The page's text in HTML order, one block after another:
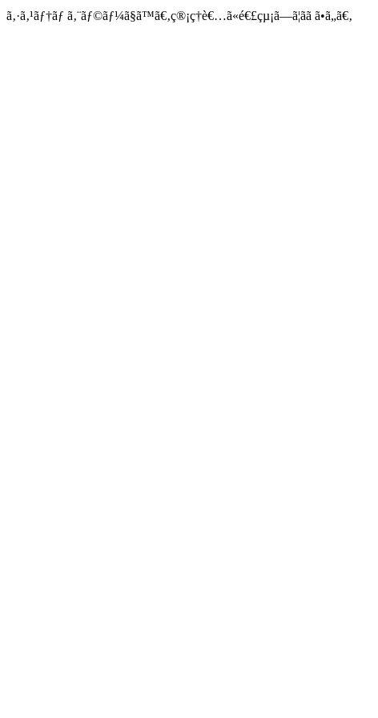
ã‚·ã‚¹ãƒ†ãƒ ã‚¨ãƒ©ãƒ¼ã§ã™ã€‚ç®¡ç†è€…ã«é€£çµ¡ã—ã¦ãã ã•ã„ã€‚